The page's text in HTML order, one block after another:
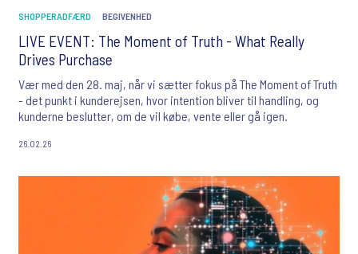
SHOPPERADFÆRD BEGIVENHED
LIVE EVENT: The Moment of Truth - What Really
Drives Purchase
Vær med den 28. maj, når vi sætter fokus på The Moment of Truth
- det punkt i kunderejsen, hvor intention bliver til handling, og
kunderne beslutter, om de vil købe, vente eller gå igen.
26.02.26